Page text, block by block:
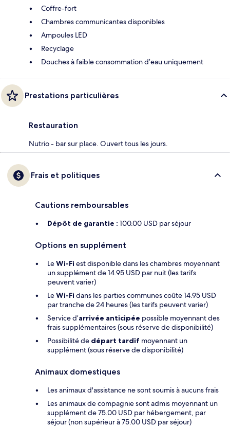
Coffre-fort
Chambres communicantes disponibles
Ampoules LED
Recyclage
Douches à faible consommation d’eau uniquement
Prestations particulières
Restauration
Nutrio - bar sur place. Ouvert tous les jours.
Frais et politiques
Cautions remboursables
Dépôt de garantie : 100.00 USD par séjour
Options en supplément
LeWi-Fi est disponible dans les chambres moyennant
un supplément de 14.95 USD par nuit (les tarifs
peuvent varier)
LeWi-Fi dans les parties communes coûte 14.95 USD
par tranche de 24 heures (les tarifs peuvent varier)
Service d’arrivée anticipée possible moyennant des
frais supplémentaires (sous réserve de disponibilité)
Possibilité de départ tardif moyennant un
supplément (sous réserve de disponibilité)
Animaux domestiques
Les animaux d'assistance ne sont soumis à aucuns frais
Les animaux de compagnie sont admis moyennant un
supplément de 75.00 USD par hébergement, par
séjour (non supérieur à 75.00 USD par séjour)